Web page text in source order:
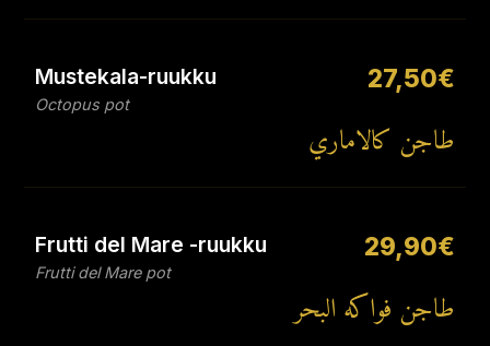
Mustekala-ruukku
Octopus pot
27,50€
طاجن كالاماري
Frutti del Mare -ruukku
Frutti del Mare pot
29,90€
طاجن فواكه البحر